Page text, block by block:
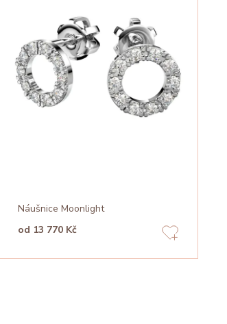
Náušnice Moonlight
od 13 770 Kč